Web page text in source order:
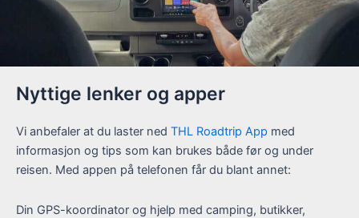
Nyttige lenker og apper
Vi anbefaler at du laster ned THL Roadtrip App med
informasjon og tips som kan brukes både før og under
reisen. Med appen på telefonen får du blant annet:
Din GPS-koordinator og hjelp med camping, butikker,